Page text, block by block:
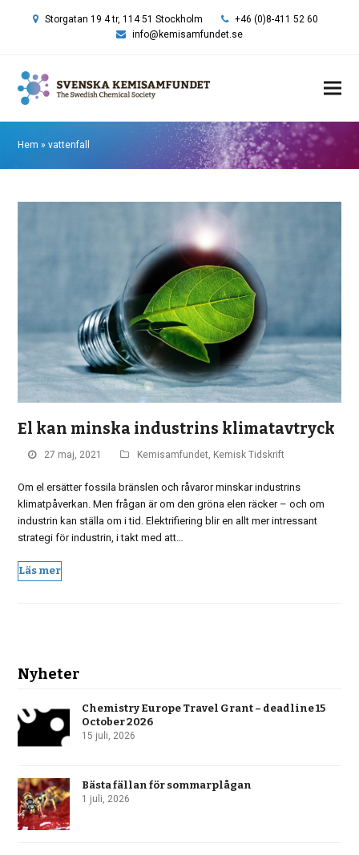
Storgatan 19 4 tr, 114 51 Stockholm
+46 (0)8-411 52 60
info@kemisamfundet.se
Hem »vattenfall
El kan minska industrins klimatavtryck
27 maj, 2021 Kemisamfundet Kemisk Tidskrift
Om el ersätter fossila bränslen och råvaror minskar industrins
klimatpåverkan. Men frågan är om den gröna elen räcker – och om
industrin kan ställa om i tid. Elektrifiering blir en allt mer intressant
strategi för industrin, i takt med att…
Läs mer
Nyheter
Chemistry Europe Travel Grant – deadline 15
October 2026
15 juli, 2026
Bästa fällan för sommarplågan
1 juli, 2026